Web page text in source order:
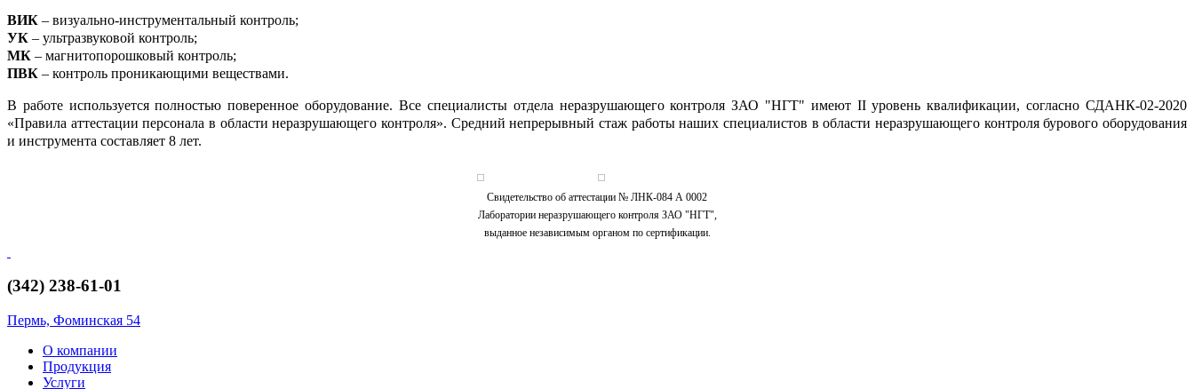
ВИК – визуально-инструментальный контроль;
УК – ультразвуковой контроль;
МК – магнитопорошковый контроль;
ПВК – контроль проникающими веществами.
В работе используется полностью поверенное оборудование. Все специалисты отдела неразрушающего контроля ЗАО "НГТ" имеют II уровень квалификации, согласно СДАНК-02-2020
«Правила аттестации персонала в области неразрушающего контроля». Средний непрерывный стаж работы наших специалистов в области неразрушающего контроля бурового оборудования
и инструмента составляет 8 лет.
Свидетельство об аттестации № ЛНК-084 А 0002
Лаборатории неразрушающего контроля ЗАО "НГТ",
выданное независимым органом по сертификации.
(342) 238-61-01
Пермь, Фоминская 54
О компании
Продукция
Услуги